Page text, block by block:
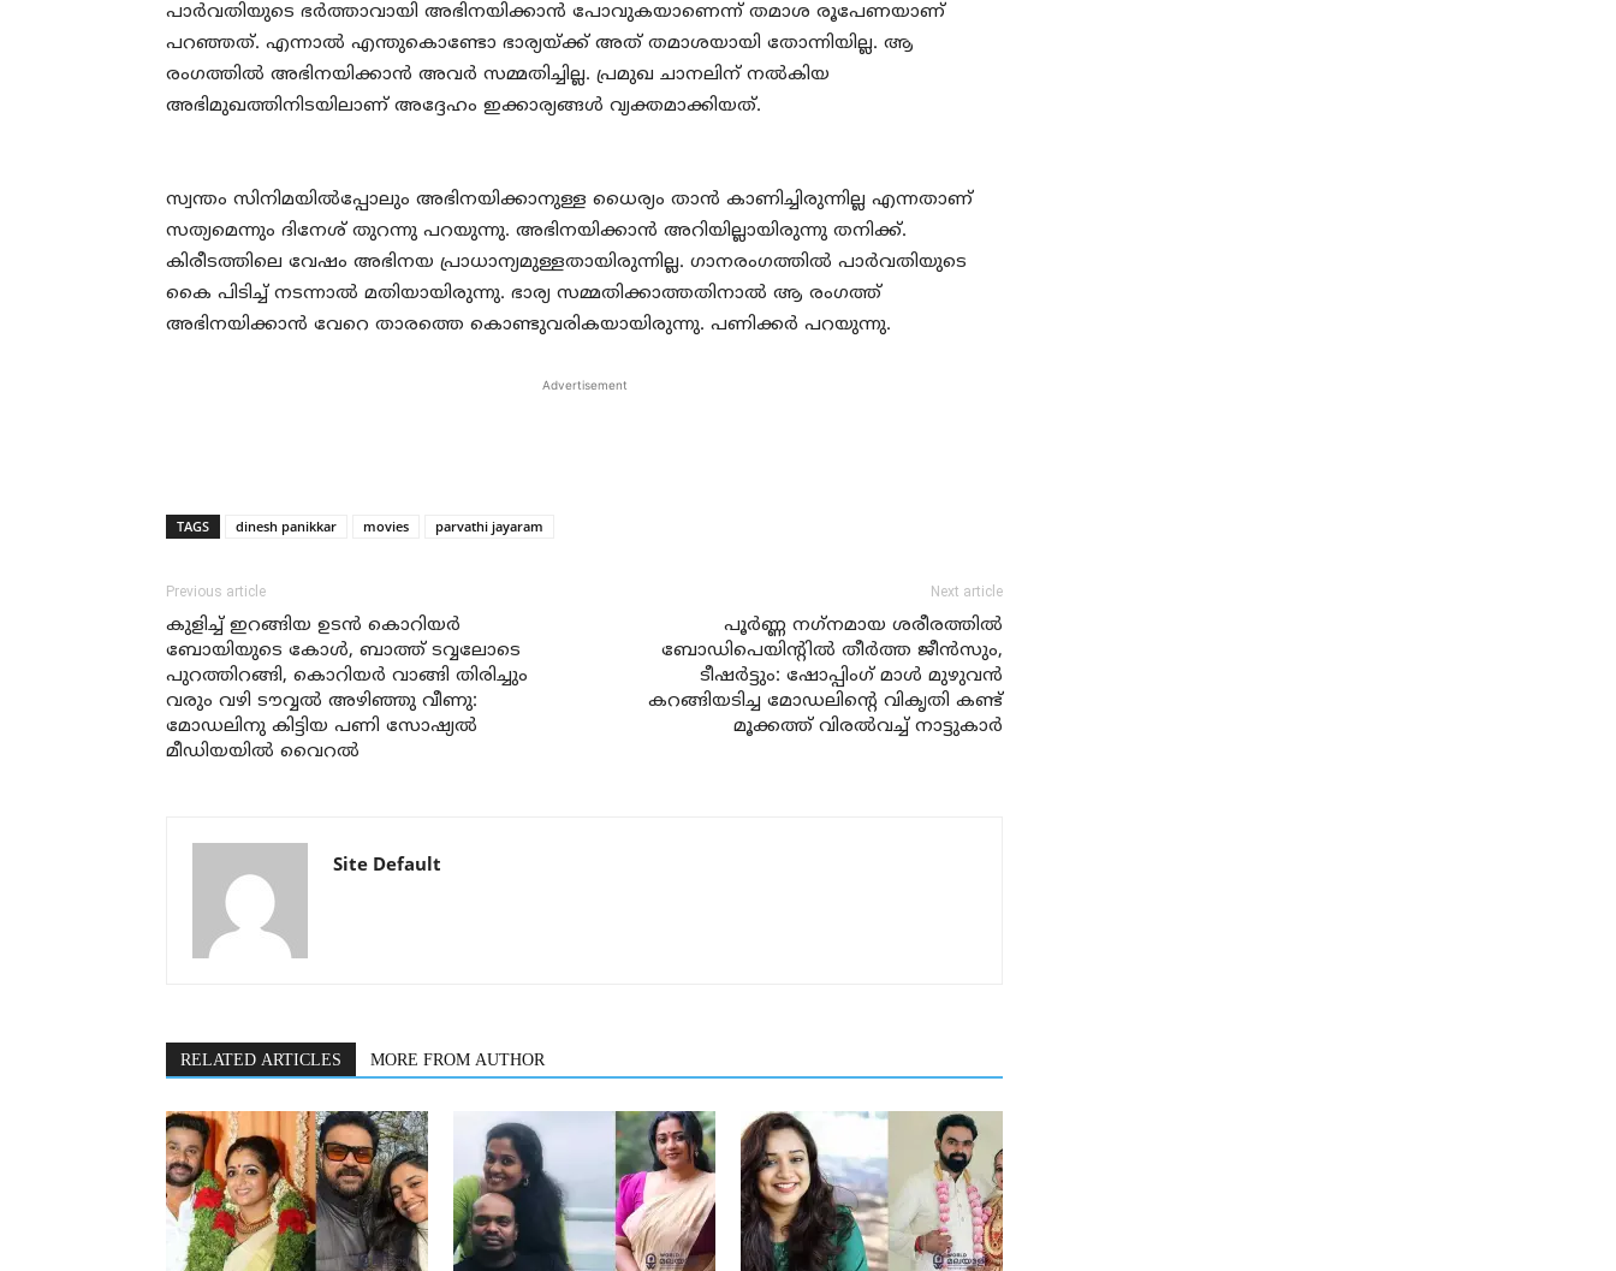
പാര്‍വതിയുടെ ഭര്‍ത്താവായി അഭിനയിക്കാന്‍ പോവുകയാണെന്ന് തമാശ രൂപേണയാണ്
പറഞ്ഞത്. എന്നാല്‍ എന്തുകൊണ്ടോ ഭാര്യയ്ക്ക് അത് തമാശയായി തോന്നിയില്ല. ആ
രംഗത്തില്‍ അഭിനയിക്കാന്‍ അവര്‍ സമ്മതിച്ചില്ല. പ്രമുഖ ചാനലിന് നല്‍കിയ
അഭിമുഖത്തിനിടയിലാണ് അദ്ദേഹം ഇക്കാര്യങ്ങള്‍ വ്യക്തമാക്കിയത്.
സ്വന്തം സിനിമയില്‍പ്പോലും അഭിനയിക്കാനുള്ള ധൈര്യം താന്‍ കാണിച്ചിരുന്നില്ല എന്നതാണ്
സത്യമെന്നും ദിനേശ് തുറന്നു പറയുന്നു. അഭിനയിക്കാന്‍ അറിയില്ലായിരുന്നു തനിക്ക്.
കിരീടത്തിലെ വേഷം അഭിനയ പ്രാധാന്യമുള്ളതായിരുന്നില്ല. ഗാനരംഗത്തില്‍ പാര്‍വതിയുടെ
കൈ പിടിച്ച് നടന്നാല്‍ മതിയായിരുന്നു. ഭാര്യ സമ്മതിക്കാത്തതിനാല്‍ ആ രംഗത്ത്
അഭിനയിക്കാന്‍ വേറെ താരത്തെ കൊണ്ടുവരികയായിരുന്നു. പണിക്കര്‍ പറയുന്നു.
Advertisement
TAGS dinesh panikkar movies parvathi jayaram
Previous article
കുളിച്ച് ഇറങ്ങിയ ഉടന്‍ കൊറിയര്‍
ബോയിയുടെ കോള്‍, ബാത്ത് ടവ്വലോടെ
പുറത്തിറങ്ങി, കൊറിയര്‍ വാങ്ങി തിരിച്ചും
വരും വഴി ടൗവ്വല്‍ അഴിഞ്ഞു വീണു:
മോഡലിനു കിട്ടിയ പണി സോഷ്യല്‍
മീഡിയയില്‍ വൈറല്‍
Next article
പൂര്‍ണ്ണ നഗ്‌നമായ ശരീരത്തില്‍
ബോഡിപെയിന്റില്‍ തീര്‍ത്ത ജീന്‍സും,
ടീഷര്‍ട്ടും: ഷോപ്പിംഗ് മാള്‍ മുഴുവന്‍
കറങ്ങിയടിച്ച മോഡലിന്റെ വികൃതി കണ്ട്
മൂക്കത്ത് വിരല്‍വച്ച് നാട്ടുകാര്‍
Site Default
RELATED ARTICLES MORE FROM AUTHOR